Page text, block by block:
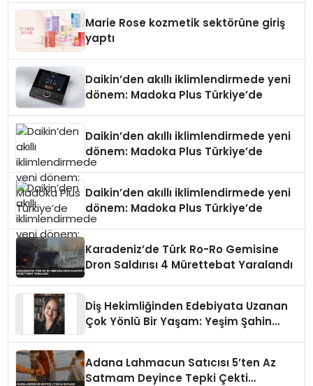
Marie Rose kozmetik sektörüne giriş
yaptı
Daikin’den akıllı iklimlendirmede yeni
dönem: Madoka Plus Türkiye’de
Daikin’den akıllı iklimlendirmede yeni
dönem: Madoka Plus Türkiye’de
Daikin’den akıllı iklimlendirmede yeni
dönem: Madoka Plus Türkiye’de
Karadeniz’de Türk Ro-Ro Gemisine
Dron Saldırısı 4 Mürettebat Yaralandı
Diş Hekimliğinden Edebiyata Uzanan
Çok Yönlü Bir Yaşam: Yeşim Şahin
Adana Lahmacun Satıcısı 5’ten Az
Satmam Deyince Tepki Çekti